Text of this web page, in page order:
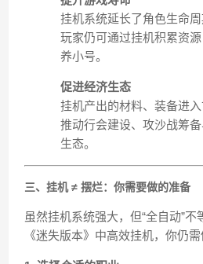
挂机系统延长了角色生命周
玩家仍可通过挂机积累资
养小号。
促进经济生态
挂机产出的材料、装备进入
推动行会建设、攻沙战筹
生态。
三、挂机 ≠ 摆烂：你需要做的准备
虽然挂机系统强大，但“全自动”不
《迷失版本》中高效挂机，你仍需